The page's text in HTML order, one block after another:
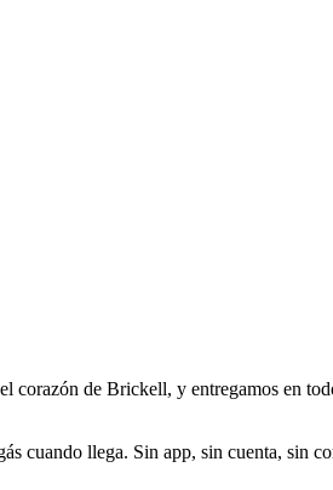
corazón de Brickell, y entregamos en
cuando llega. Sin app, sin cuenta, sin